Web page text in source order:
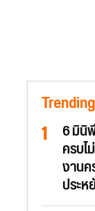
6 มินิ
ครบไ
งาน
ประ